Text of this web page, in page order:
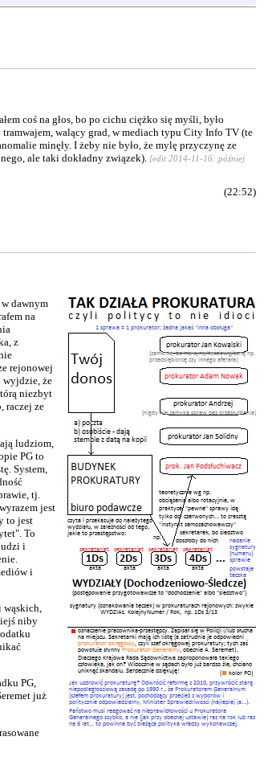
coś na głos, bo po cichu ciężko się myśli, było
walący grad, w mediach typu City Info TV (te
minęły. I żeby nie było, że mylę przyczynę ze
ale taki dokładny związek). [edit 2014-11-16: później
(22:52)
dawnym
na
z
rejonowej
wyjdzie, że
niezbyt
raczej ze
ludziom,
PG to
System,
tj.
jest
to jest
To
i
i
niby
PG,
już